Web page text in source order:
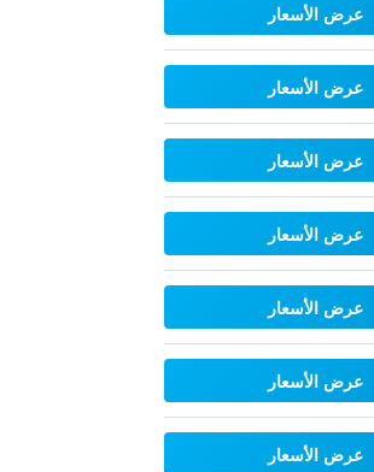
عرض الأسعار
عرض الأسعار
عرض الأسعار
عرض الأسعار
عرض الأسعار
عرض الأسعار
عرض الأسعار